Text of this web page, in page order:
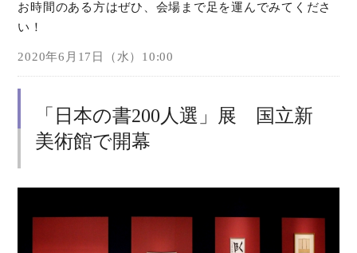
お時間のある方はぜひ、会場まで足を運んでみてくださ
い！
2020年6月17日（水）10:00
「日本の書200人選」展 国立新
美術館で開幕